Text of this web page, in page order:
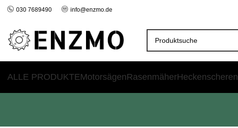
030 7689490 info@enzmo.de
ALLE PRODUKTEMotorsägenRasenmäherHeckenscheren